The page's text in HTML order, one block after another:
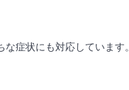
症状にも対応しています。